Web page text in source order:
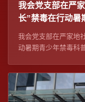
我会党支部在严
长”禁毒在行动暑
我会党支部在严家地
动暑期青少年禁毒科